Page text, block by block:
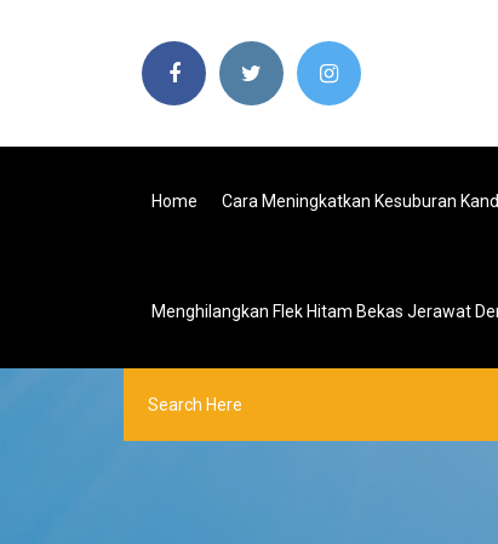
Home Cara Meningkatkan Kesuburan
Menghilangkan Flek Hitam Bekas Jerawat